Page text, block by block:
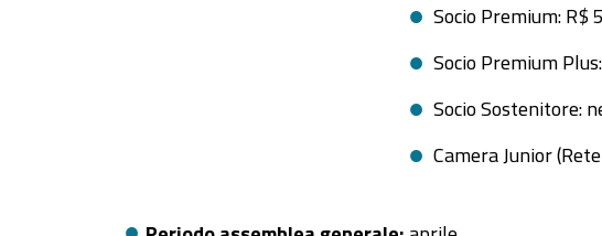
Socio Premium: R$
Socio Premium
Socio Sostenitore:
Camera Junior